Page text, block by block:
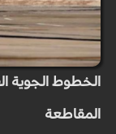
المقاطعة